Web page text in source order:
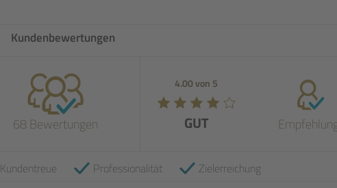
Kundenbewertungen
68 Bewertungen
4.00 von 5
SEHR GUT
Kundentreue Professionalität Zielerreichung